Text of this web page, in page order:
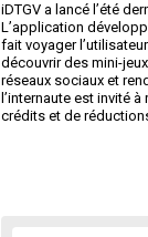
iDTGV a lancé l’été
L’application
fait voyager
découvrir des mini-
réseaux sociaux et
l’internaute est invité
crédits et de